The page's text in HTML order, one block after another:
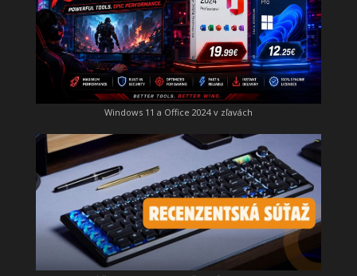
Windows 11 a Office 2024 v zľavách